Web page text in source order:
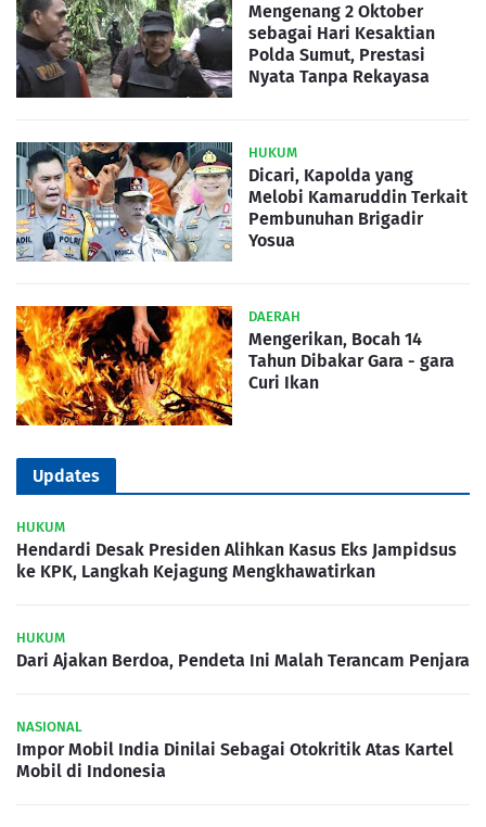
Mengenang 2 Oktober
sebagai Hari Kesaktian
Polda Sumut, Prestasi
Nyata Tanpa Rekayasa
HUKUM
Dicari, Kapolda yang
Melobi Kamaruddin Terkait
Pembunuhan Brigadir
Yosua
DAERAH
Mengerikan, Bocah 14
Tahun Dibakar Gara - gara
Curi Ikan
Updates
HUKUM
Hendardi Desak Presiden Alihkan Kasus Eks Jampidsus
ke KPK, Langkah Kejagung Mengkhawatirkan
HUKUM
Dari Ajakan Berdoa, Pendeta Ini Malah Terancam Penjara
NASIONAL
Impor Mobil India Dinilai Sebagai Otokritik Atas Kartel
Mobil di Indonesia